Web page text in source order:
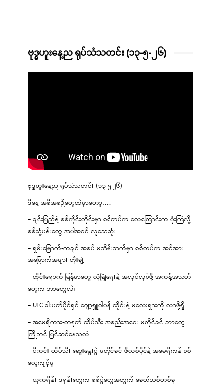
ဗုဒ္ဓဟူးနေ့ည ရုပ်သံသတင်း (၁၃-၅-၂၆)
ဗုဒ္ဓဟူးနေ့ည ရုပ်သံသတင်း (၁၃-၅-၂၆)
ဒီနေ့ အစီအစဉ်တွေထဲမှာတော့…..
– ချင်းပြည်နဲ့ စစ်ကိုင်းတိုင်းမှာ စစ်တပ်က လေကြောင်းက ဗုံးကြဲလို့
စစ်သုံ့ပန်းတွေ အပါအဝင် လူသေဆုံး
– ရှမ်းမြောက်-ကချင် အစပ် မဘိမ်းဘက်မှာ စစ်တပ်က အင်အား
အမြောက်အများ တိုးချဲ့
– ထိုင်းရောက် မြန်မာတွေ လုံခြုံရေးနဲ့ အလုပ်လုပ်ဖို့ အကန့်အသတ်
တွေက ဘာတွေလဲ။
– UFC ခါးပတ်ပိုင်ရှင် ဂျော့ရှူဝါဗန် ထိုင်းနဲ့ မလေးရှားကို လာဖို့ရှိ
– အမေရိကား-တရုတ် ထိပ်သီး အစည်းအဝေး မတိုင်ခင် ဘာတွေ
ကြိုတင် ပြင်ဆင်နေသလဲ
– ပီကင်း ထိပ်သီး ဆွေးနွေးပွဲ မတိုင်ခင် ဖိလစ်ပိုင်နဲ့ အမေရိကန် စစ်
လေ့ကျင့်မှု
– ယူကရိန်း ဒရုန်းတွေက စစ်ပွဲတွေအတွက် ခေတ်သစ်တစ်ခု